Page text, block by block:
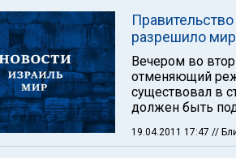
разрешило
Вечером во
отменяющий
существовал в
должен быть
19.04.2011 17:47 //